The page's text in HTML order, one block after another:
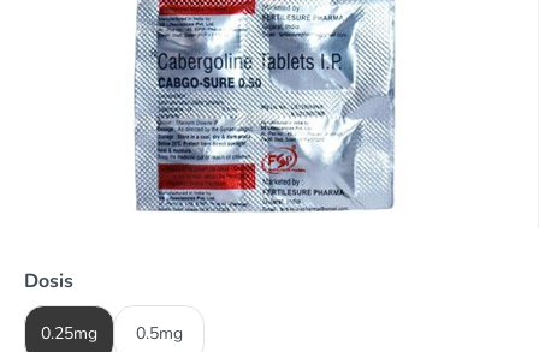
Dosis
0.25mg 0.5mg